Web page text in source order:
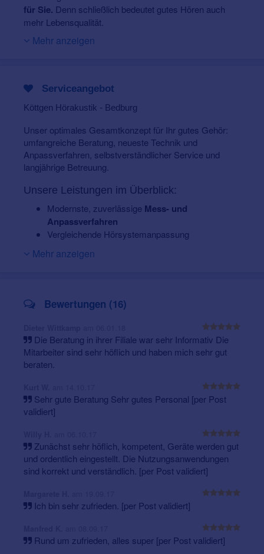
für Sie. Denn schließlich bedeutet gutes Hören auch
mehr Lebensqualität.
Unser sorgfältig zusammengestelltes Sortiment umfasst
dem Ohr getragen werden - wir bieten Ihnen geeignete
Hörsystemefür Ihren individuellen Hörbedarf und
Geldbeutel
Ihr Gehör ist bei uns in den besten Händen. In 58 Filialen
im Rheinland werden Sie durch unserequalifizierten
Hörakustiker-Meister und -Gesellenvertrauensvoll
und individuell betreut. Unsere Mitarbeiter nehmen
regelmäßig an Fort-und Weiterbildungsmaßnahmen teil.
Kostenloses Info-Paket bestellen
Informativer Ratgeber mit Hörgeräte-Muster
Online-Hörtest
Vereinbaren Sie doch einen Kennenlern-
Nutzen Sie für Ihre Anfrage einfach die Kontakt-Box.
Mehr anzeigen
Serviceangebot
Köttgen Hörakustik - Bedburg
Unser optimales Gesamtkonzept für Ihr gutes Gehör:
umfangreiche Beratung, neueste Technik und
Anpassverfahren, selbstverständlicher Service und
langjährige Betreuung.
Unsere Leistungen im Überblick:
Modernste, zuverlässige Mess- und
Anpassverfahren
Vergleichende Hörsystemanpassung
Hörgeräte zum Nulltarif*
Audiotherapie undTRITON-Hörtraining
im Rahmen der
TRT (Tinnitus-Retraining-Therapie)
Zubehör für Hörgeschädigte
Gehörschutz und In-Ear-Monitoring
* zuzahlungsfrei für Versicherte der gesetzlichen Krankenkassen bei
Vorlage einer ohrenfachärztlichen Verordnung, zuzüglich 10 €
Hilfsmittelgebühr pro Gerät, Privatpreis ab 784,94 € pro Gerät
Mehr anzeigen
Bewertungen (16)
Die Beratung in ihrer Filiale war sehr Informativ Die
Mitarbeiter sind sehr höflich und haben mich sehr gut
beraten.
Sehr gute Beratung Sehr gutes Personal [per Post
validiert]
Zunächst sehr höflich, kompetent, Geräte werden gut
und ordentlich eingestellt. Die Nutzungsanwendungen
sind korrekt und verständlich. [per Post validiert]
Ich bin sehr zufrieden. [per Post validiert]
Rund um zufrieden, alles super [per Post validiert]